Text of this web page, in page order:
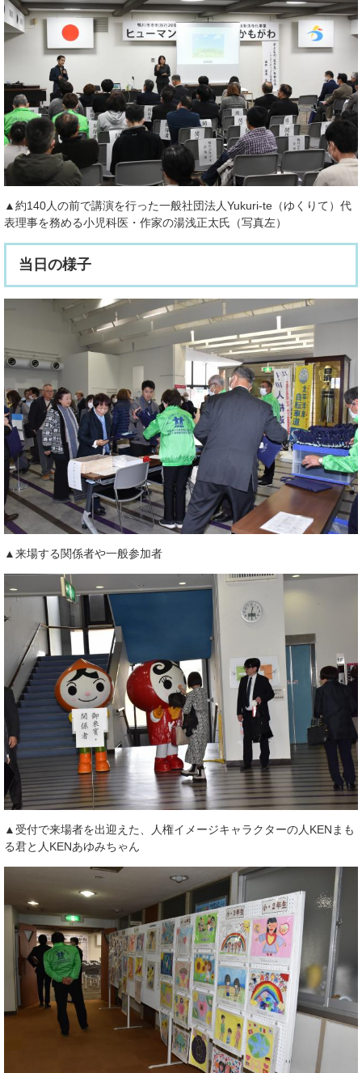
▲約140人の前で講演を行った一般社団法人Yukuri-te（ゆくりて）代
表理事を務める小児科医・作家の湯浅正太氏（写真左）
当日の様子
▲来場する関係者や一般参加者
▲受付で来場者を出迎えた、人権イメージキャラクターの人KENまも
る君と人KENあゆみちゃん